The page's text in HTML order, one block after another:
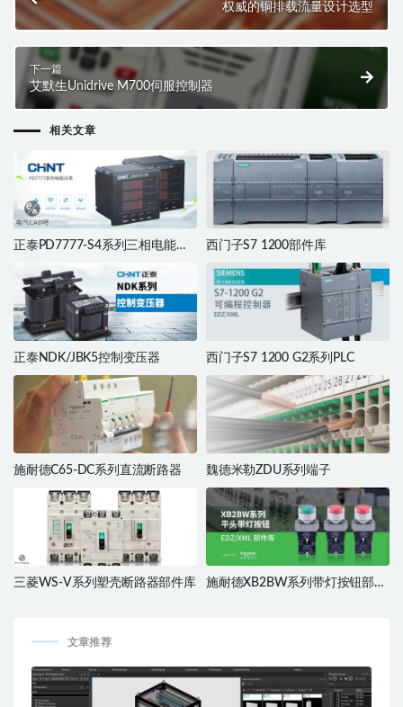
权威的铜排载流量设计选型
下一篇
艾默生Unidrive M700伺服控制器
相关文章
正泰PD7777-S4系列三相电能仪
西门子S7 1200部件库
正泰NDK/JBK5控制变压器 西门子S7 1200 G2系列PLC
施耐德C65-DC系列直流断路器 魏德米勒ZDU系列端子
三菱WS-V系列塑壳断路器部件库
施耐德XB2BW系列带灯按钮部件
文章推荐